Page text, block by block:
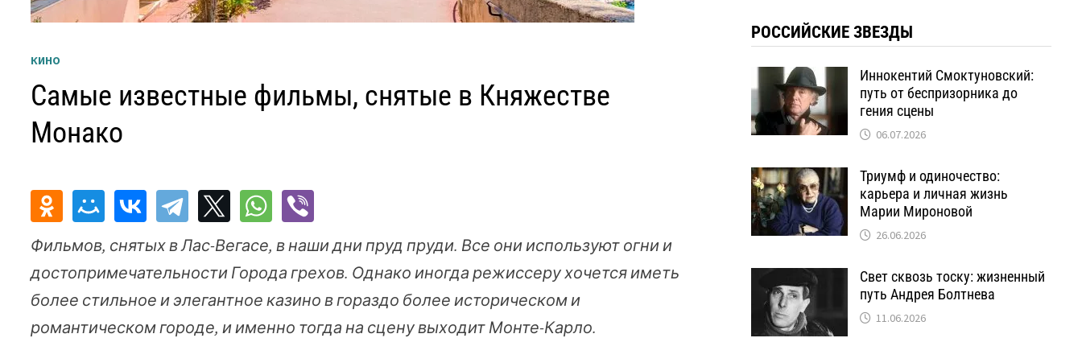
КИНО
Самые известные фильмы, снятые в Княжестве
Монако
Фильмов, снятых в Лас-Вегасе, в наши дни пруд пруди. Все они используют огни и
достопримечательности Города грехов. Однако иногда режиссеру хочется иметь
более стильное и элегантное казино в гораздо более историческом и
романтическом городе, и именно тогда на сцену выходит Монте-Карло.
РОССИЙСКИЕ ЗВЕЗДЫ
Иннокентий Смоктуновский:
путь от беспризорника до
гения сцены
06.07.2026
Триумф и одиночество:
карьера и личная жизнь
Марии Мироновой
26.06.2026
Свет сквозь тоску: жизненный
путь Андрея Болтнева
11.06.2026